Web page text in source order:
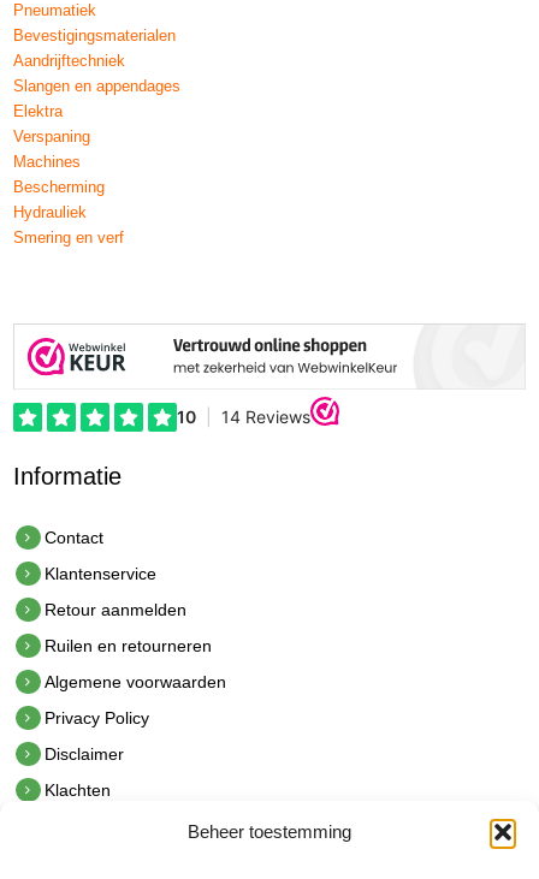
Beheer toestemming
Pneumatiek
Bevestigingsmaterialen
Aandrijftechniek
Slangen en appendages
Elektra
Verspaning
Machines
Bescherming
Hydrauliek
Smering en verf
Informatie
Contact
Klantenservice
Retour aanmelden
Ruilen en retourneren
Algemene voorwaarden
Privacy Policy
Disclaimer
Klachten